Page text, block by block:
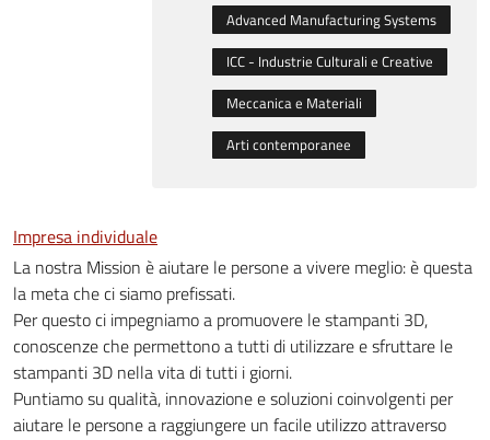
Advanced Manufacturing Systems
ICC - Industrie Culturali e Creative
Meccanica e Materiali
Arti contemporanee
Impresa individuale
La nostra Mission è aiutare le persone a vivere meglio: è questa
la meta che ci siamo prefissati.
Per questo ci impegniamo a promuovere le stampanti 3D,
conoscenze che permettono a tutti di utilizzare e sfruttare le
stampanti 3D nella vita di tutti i giorni.
Puntiamo su qualità, innovazione e soluzioni coinvolgenti per
aiutare le persone a raggiungere un facile utilizzo attraverso